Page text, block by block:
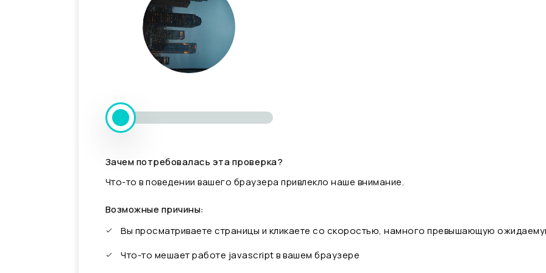
Зачем потребовалась эта проверка?
Что-то в поведении вашего браузера привлекло наше внимание.
Возможные причины:
Вы просматриваете страницы и кликаете со скоростью, намного превышающую
Что-то мешает работе javascript в вашем браузере